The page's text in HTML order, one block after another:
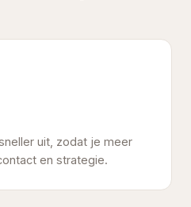
uit, zodat je meer
en strategie.